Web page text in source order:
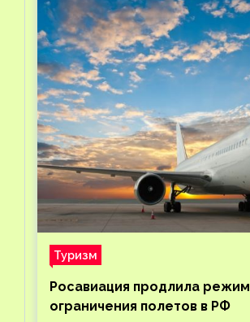
Туризм
Росавиация продлила режим
ограничения полетов в РФ